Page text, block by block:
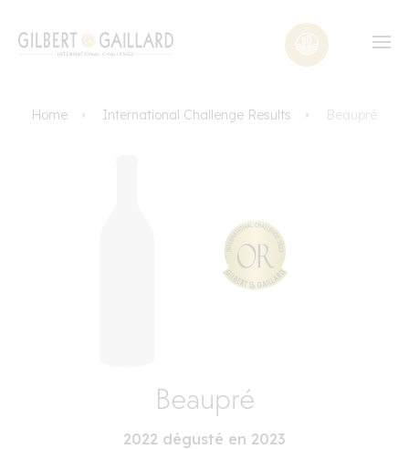
Home International Challenge Results Beaupré
Beaupré
2022 dégusté en 2023